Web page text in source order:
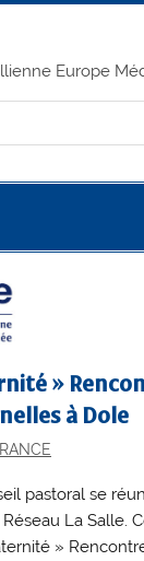
Europe
»
à Dole
pastoral se
La Salle.
»